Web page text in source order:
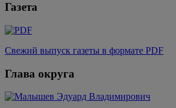
Газета
Свежий выпуск газеты в формате PDF
Глава округа